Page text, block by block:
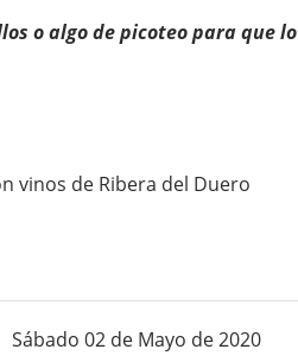
o algo de picoteo para que lo
vinos de Ribera del Duero
Sábado 02 de Mayo de 2020